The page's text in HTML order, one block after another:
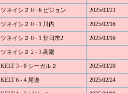
ツネイシ２ 0 - 6 ピジョン 2025/03/23
ツネイシ２ 0 - 1 川内 2025/02/16
ツネイシ２ 0 - 1 廿日市2 2025/03/16
ツネイシ２ 2 - 3 高陽
KELT 3 - 0 シーガル２ 2025/03/29
KELT 6 - 4 尾道 2025/02/24